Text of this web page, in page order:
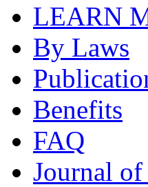
LEARN
By Laws
Benefits
FAQ
Journal of